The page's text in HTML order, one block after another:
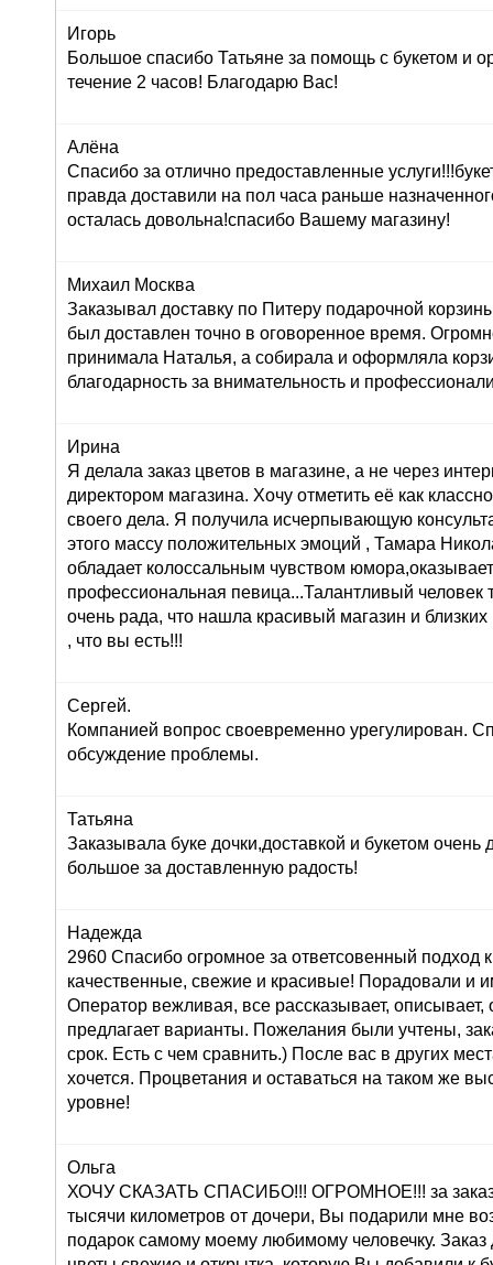
Игорь
Большое спасибо Татьяне за помощь с букетом и
течение 2 часов! Благодарю Вас!
Алёна
Спасибо за отлично предоставленные
правда доставили на пол часа раньше
осталась довольна!спасибо Вашему магазину!
Михаил Москва
Заказывал доставку по Питеру подарочной
был доставлен точно в оговоренное время.
принимала Наталья, а собирала и оформляла
благодарность за внимательность и
Ирина
Я делала заказ цветов в магазине, а не через
директором магазина. Хочу отметить её как
своего дела. Я получила исчерпывающую
этого массу положительных эмоций , Тамара
обладает колоссальным чувством
профессиональная певица...Талантливый человек
очень рада, что нашла красивый магазин и
, что вы есть!!!
Сергей.
Компанией вопрос своевременно урегулирован.
обсуждение проблемы.
Татьяна
Заказывала буке дочки,доставкой и букетом
большое за доставленную радость!
Надежда
2960 Спасибо огромное за ответсовенный подход
качественные, свежие и красивые! Порадовали и
Оператор вежливая, все рассказывает, описывает,
предлагает варианты. Пожелания были учтены,
срок. Есть с чем сравнить.) После вас в других
хочется. Процветания и оставаться на таком же
уровне!
Ольга
ХОЧУ СКАЗАТЬ СПАСИБО!!! ОГРОМНОЕ!!! за заказ
тысячи километров от дочери, Вы подарили мне
подарок самому моему любимому человечку.